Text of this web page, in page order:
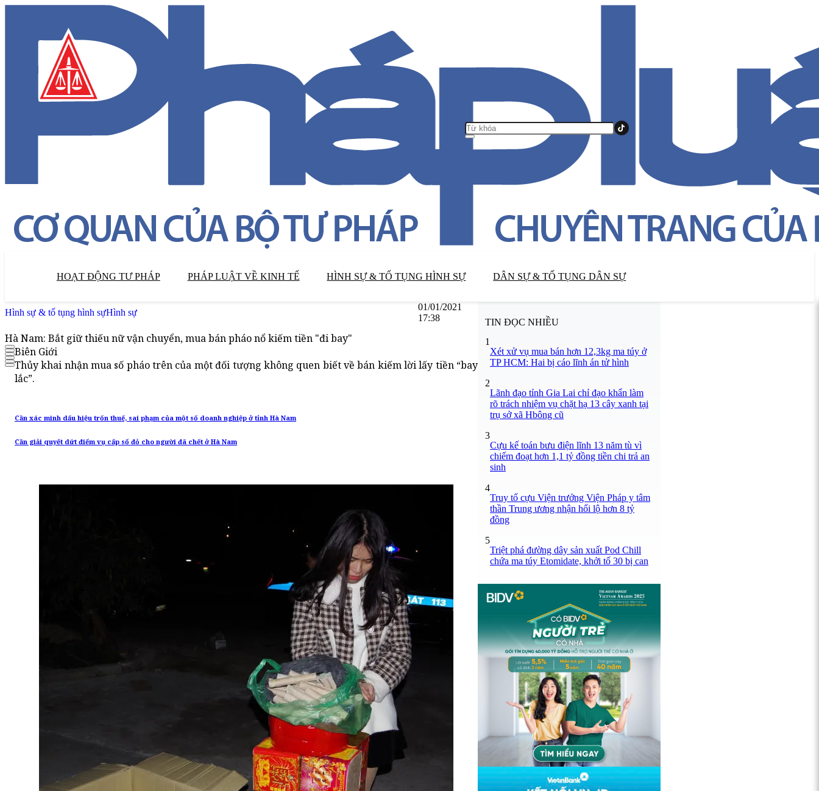
HOẠT ĐỘNG TƯ PHÁP PHÁP LUẬT VỀ KINH TẾ HÌNH SỰ & TỐ TỤNG HÌNH SỰ DÂN SỰ & TỐ TỤNG DÂN SỰ
Hình sự & tố tụng hình sựHình sự
01/01/2021
17:38
Hà Nam: Bắt giữ thiếu nữ vận chuyển, mua bán pháo nổ kiếm tiền "đi bay"
Biên Giới
Thủy khai nhận mua số pháo trên của một đối tượng không quen biết về bán kiếm lời lấy tiền “bay
lắc”.
Cần xác minh dấu hiệu trốn thuế, sai phạm của một số doanh nghiệp ở tỉnh Hà Nam
Cần giải quyết dứt điểm vụ cấp sổ đỏ cho người đã chết ở Hà Nam
TIN ĐỌC NHIỀU
1
Xét xử vụ mua bán hơn 12,3kg ma túy ở
TP HCM: Hai bị cáo lĩnh án tử hình
2
Lãnh đạo tỉnh Gia Lai chỉ đạo khẩn làm
rõ trách nhiệm vụ chặt hạ 13 cây xanh tại
trụ sở xã Hbông cũ
3
Cựu kế toán bưu điện lĩnh 13 năm tù vì
chiếm đoạt hơn 1,1 tỷ đồng tiền chi trả an
sinh
4
Truy tố cựu Viện trưởng Viện Pháp y tâm
thần Trung ương nhận hối lộ hơn 8 tỷ
đồng
5
Triệt phá đường dây sản xuất Pod Chill
chứa ma túy Etomidate, khởi tố 30 bị can